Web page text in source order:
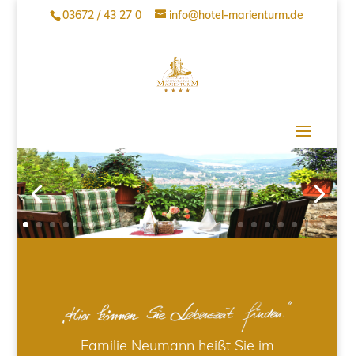
03672 / 43 27 0 info@hotel-marienturm.de
Familie Neumann heißt Sie im